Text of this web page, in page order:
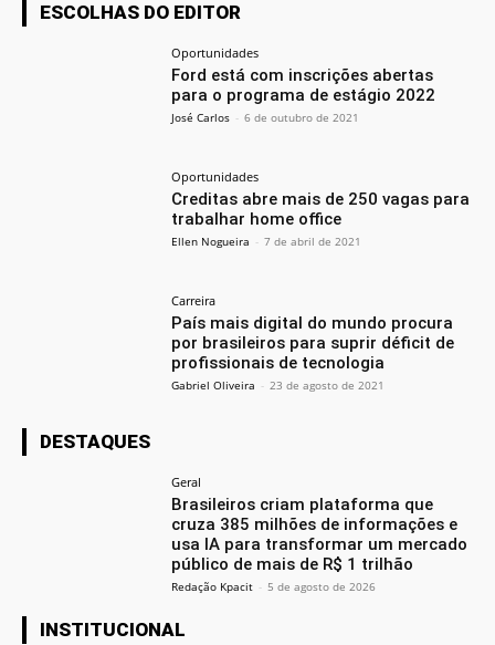
ESCOLHAS DO EDITOR
Oportunidades
Ford está com inscrições abertas
para o programa de estágio 2022
José Carlos - 6 de outubro de 2021
Oportunidades
Creditas abre mais de 250 vagas para
trabalhar home office
Ellen Nogueira - 7 de abril de 2021
Carreira
País mais digital do mundo procura
por brasileiros para suprir déficit de
profissionais de tecnologia
Gabriel Oliveira - 23 de agosto de 2021
DESTAQUES
Geral
Brasileiros criam plataforma que
cruza 385 milhões de informações e
usa IA para transformar um mercado
público de mais de R$ 1 trilhão
Redação Kpacit - 5 de agosto de 2026
INSTITUCIONAL